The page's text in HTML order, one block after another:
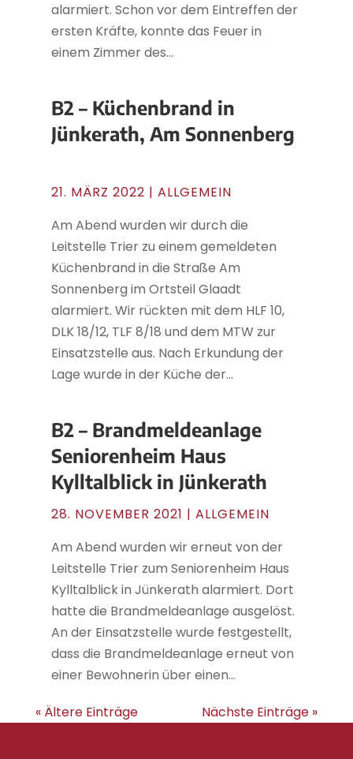
alarmiert. Schon vor dem Eintreffen der
ersten Kräfte, konnte das Feuer in
einem Zimmer des...
B2 – Küchenbrand in
Jünkerath, Am Sonnenberg
21. MÄRZ 2022 | ALLGEMEIN
Am Abend wurden wir durch die
Leitstelle Trier zu einem gemeldeten
Küchenbrand in die Straße Am
Sonnenberg im Ortsteil Glaadt
alarmiert. Wir rückten mit dem HLF 10,
DLK 18/12, TLF 8/18 und dem MTW zur
Einsatzstelle aus. Nach Erkundung der
Lage wurde in der Küche der...
B2 – Brandmeldeanlage
Seniorenheim Haus
Kylltalblick in Jünkerath
28. NOVEMBER 2021 | ALLGEMEIN
Am Abend wurden wir erneut von der
Leitstelle Trier zum Seniorenheim Haus
Kylltalblick in Jünkerath alarmiert. Dort
hatte die Brandmeldeanlage ausgelöst.
An der Einsatzstelle wurde festgestellt,
dass die Brandmeldeanlage erneut von
einer Bewohnerin über einen...
« Ältere Einträge Nächste Einträge »